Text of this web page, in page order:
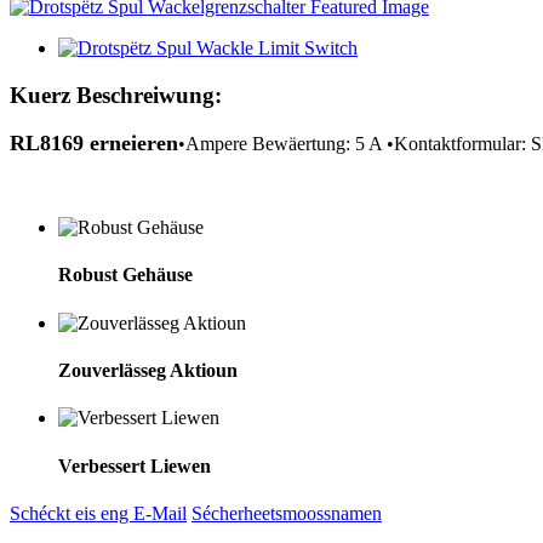
Kuerz Beschreiwung:
RL8169 erneieren•Ampere Bewäertung: 5 A •Kontaktformular:
Robust Gehäuse
Zouverlässeg Aktioun
Verbessert Liewen
Schéckt eis eng E-Mail Sécherheetsmoossnamen